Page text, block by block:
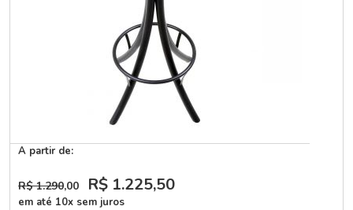
A partir de:
R$ 1.290,00 R$ 1.225,50
em até 10x sem juros